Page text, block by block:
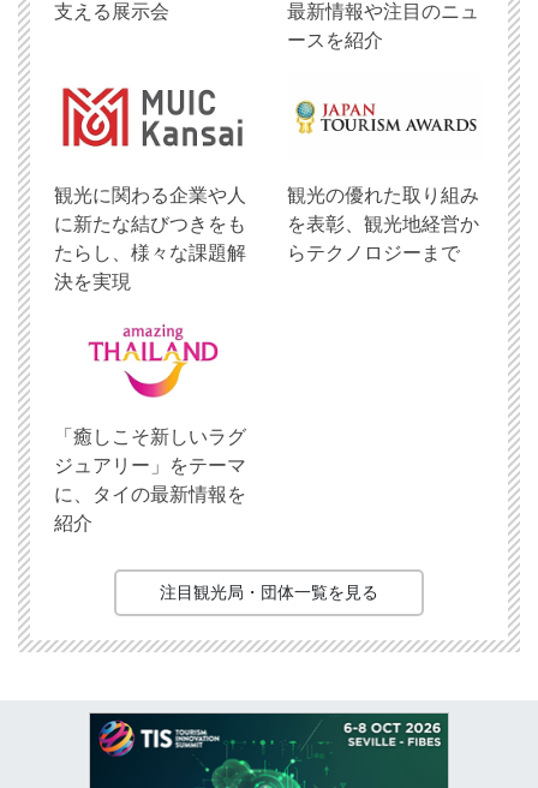
支える展示会
最新情報や注目のニュ
ースを紹介
観光に関わる企業や人
に新たな結びつきをも
たらし、様々な課題解
決を実現
観光の優れた取り組み
を表彰、観光地経営か
らテクノロジーまで
「癒しこそ新しいラグ
ジュアリー」をテーマ
に、タイの最新情報を
紹介
注目観光局・団体一覧を見る